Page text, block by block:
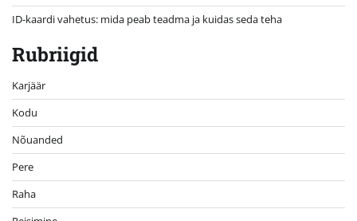
ID-kaardi vahetus: mida peab teadma ja kuidas seda teha
Rubriigid
Karjäär
Kodu
Nõuanded
Pere
Raha